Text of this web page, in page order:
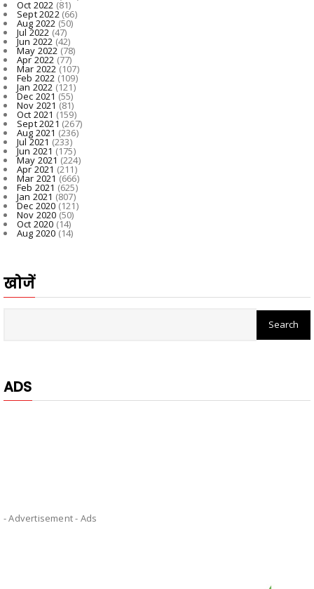
Oct 2022 (81)
Sept 2022(66)
Aug 2022 (50)
Jul 2022 (47)
Jun 2022(42)
May 2022(78)
Apr 2022 (77)
Mar 2022(107)
Feb 2022 (109)
Jan 2022 (121)
Dec 2021 (55)
Nov 2021 (81)
Oct 2021 (159)
Sept 2021 (267)
Aug 2021 (236)
Jul 2021 (233)
Jun 2021(175)
May 2021(224)
Apr 2021 (211)
Mar 2021 (666)
Feb 2021 (625)
Jan 2021 (807)
Dec 2020(121)
Nov 2020 (50)
Oct 2020 (14)
Aug 2020(14)
खोजें
ADS
- Advertisement - Ads